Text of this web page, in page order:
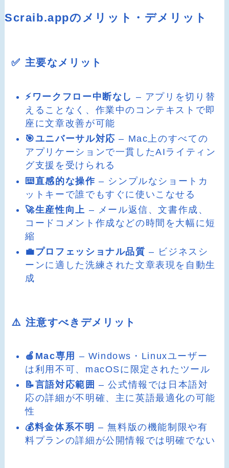
Scraib.appのメリット・デメリット
✅ 主要なメリット
⚡ワークフロー中断なし – アプリを切り替
えることなく、作業中のコンテキストで即
座に文章改善が可能
🎯ユニバーサル対応 – Mac上のすべての
アプリケーションで一貫したAIライティン
グ支援を受けられる
⌨️直感的な操作 – シンプルなショートカ
ットキーで誰でもすぐに使いこなせる
🚀生産性向上 – メール返信、文書作成、
コードコメント作成などの時間を大幅に短
縮
💼プロフェッショナル品質 – ビジネスシ
ーンに適した洗練された文章表現を自動生
成
⚠️ 注意すべきデメリット
🍎Mac専用 – Windows・Linuxユーザー
は利用不可、macOSに限定されたツール
📝言語対応範囲 – 公式情報では日本語対
応の詳細が不明確、主に英語最適化の可能
性
💰料金体系不明 – 無料版の機能制限や有
料プランの詳細が公開情報では明確でない